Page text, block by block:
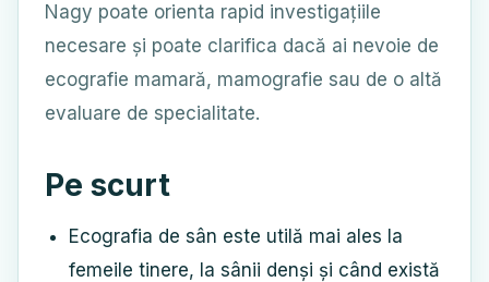
Nagy poate orienta rapid investigațiile
necesare și poate clarifica dacă ai nevoie de
ecografie mamară, mamografie sau de o altă
evaluare de specialitate.
Pe scurt
Ecografia de sân este utilă mai ales la
femeile tinere, la sânii denși și când există